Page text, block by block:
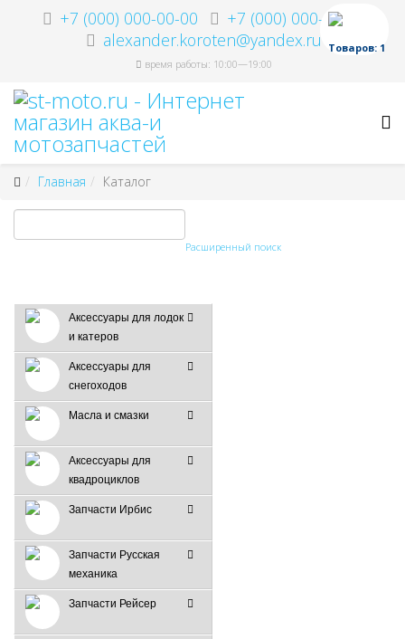
+7 (000) 000-00-00
+7 (000) 000-00-00
alexander.koroten@yandex.ru
время работы: 10:00—19:00
Товаров: 1
Главная Каталог
Расширенный поиск
Аксессуары для лодок
и катеров
Аксессуары для
снегоходов
Масла и смазки
Аксессуары для
квадроциклов
Запчасти Ирбис
Запчасти Русская
механика
Запчасти Рейсер